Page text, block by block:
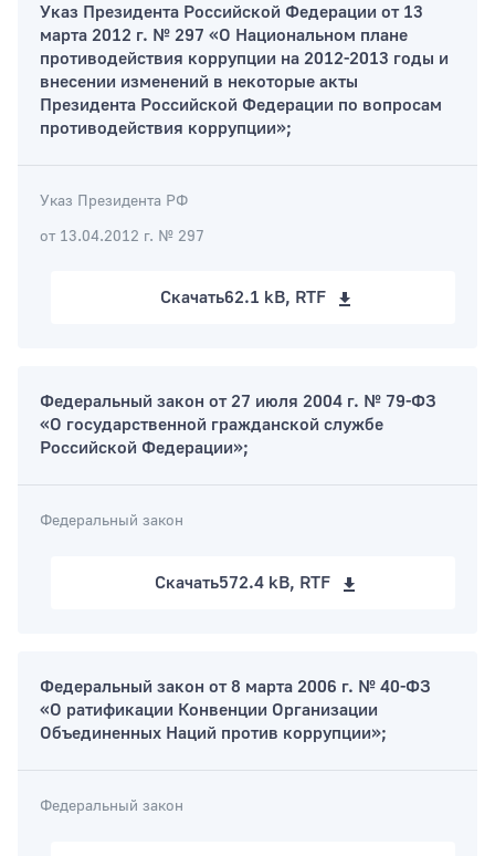
Указ Президента Российской Федерации от 13
марта 2012 г. № 297 «О Национальном плане
противодействия коррупции на 2012-2013 годы и
внесении изменений в некоторые акты
Президента Российской Федерации по вопросам
противодействия коррупции»;
Указ Президента РФ
от 13.04.2012 г. № 297
Скачать62.1 kB, RTF
Федеральный закон от 27 июля 2004 г. № 79-ФЗ
«О государственной гражданской службе
Российской Федерации»;
Федеральный закон
Скачать572.4 kB, RTF
Федеральный закон от 8 марта 2006 г. № 40-ФЗ
«О ратификации Конвенции Организации
Объединенных Наций против коррупции»;
Федеральный закон